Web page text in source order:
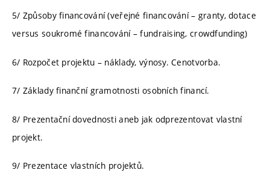
5/ Způsoby financování (veřejné financování – granty, dotace
versus soukromé financování – fundraising, crowdfunding)
6/ Rozpočet projektu – náklady, výnosy. Cenotvorba.
7/ Základy finanční gramotnosti osobních financí.
8/ Prezentační dovednosti aneb jak odprezentovat vlastní
projekt.
9/ Prezentace vlastních projektů.